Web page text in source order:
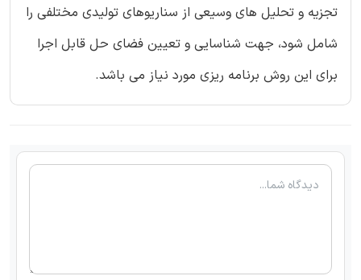
تجزیه و تحلیل های وسیعی از سناریوهای تولیدی مختلفی را
شامل شود، جهت شناسایی و تعیین فضای حل قابل اجرا
برای این روش برنامه ریزی مورد نیاز می باشد.